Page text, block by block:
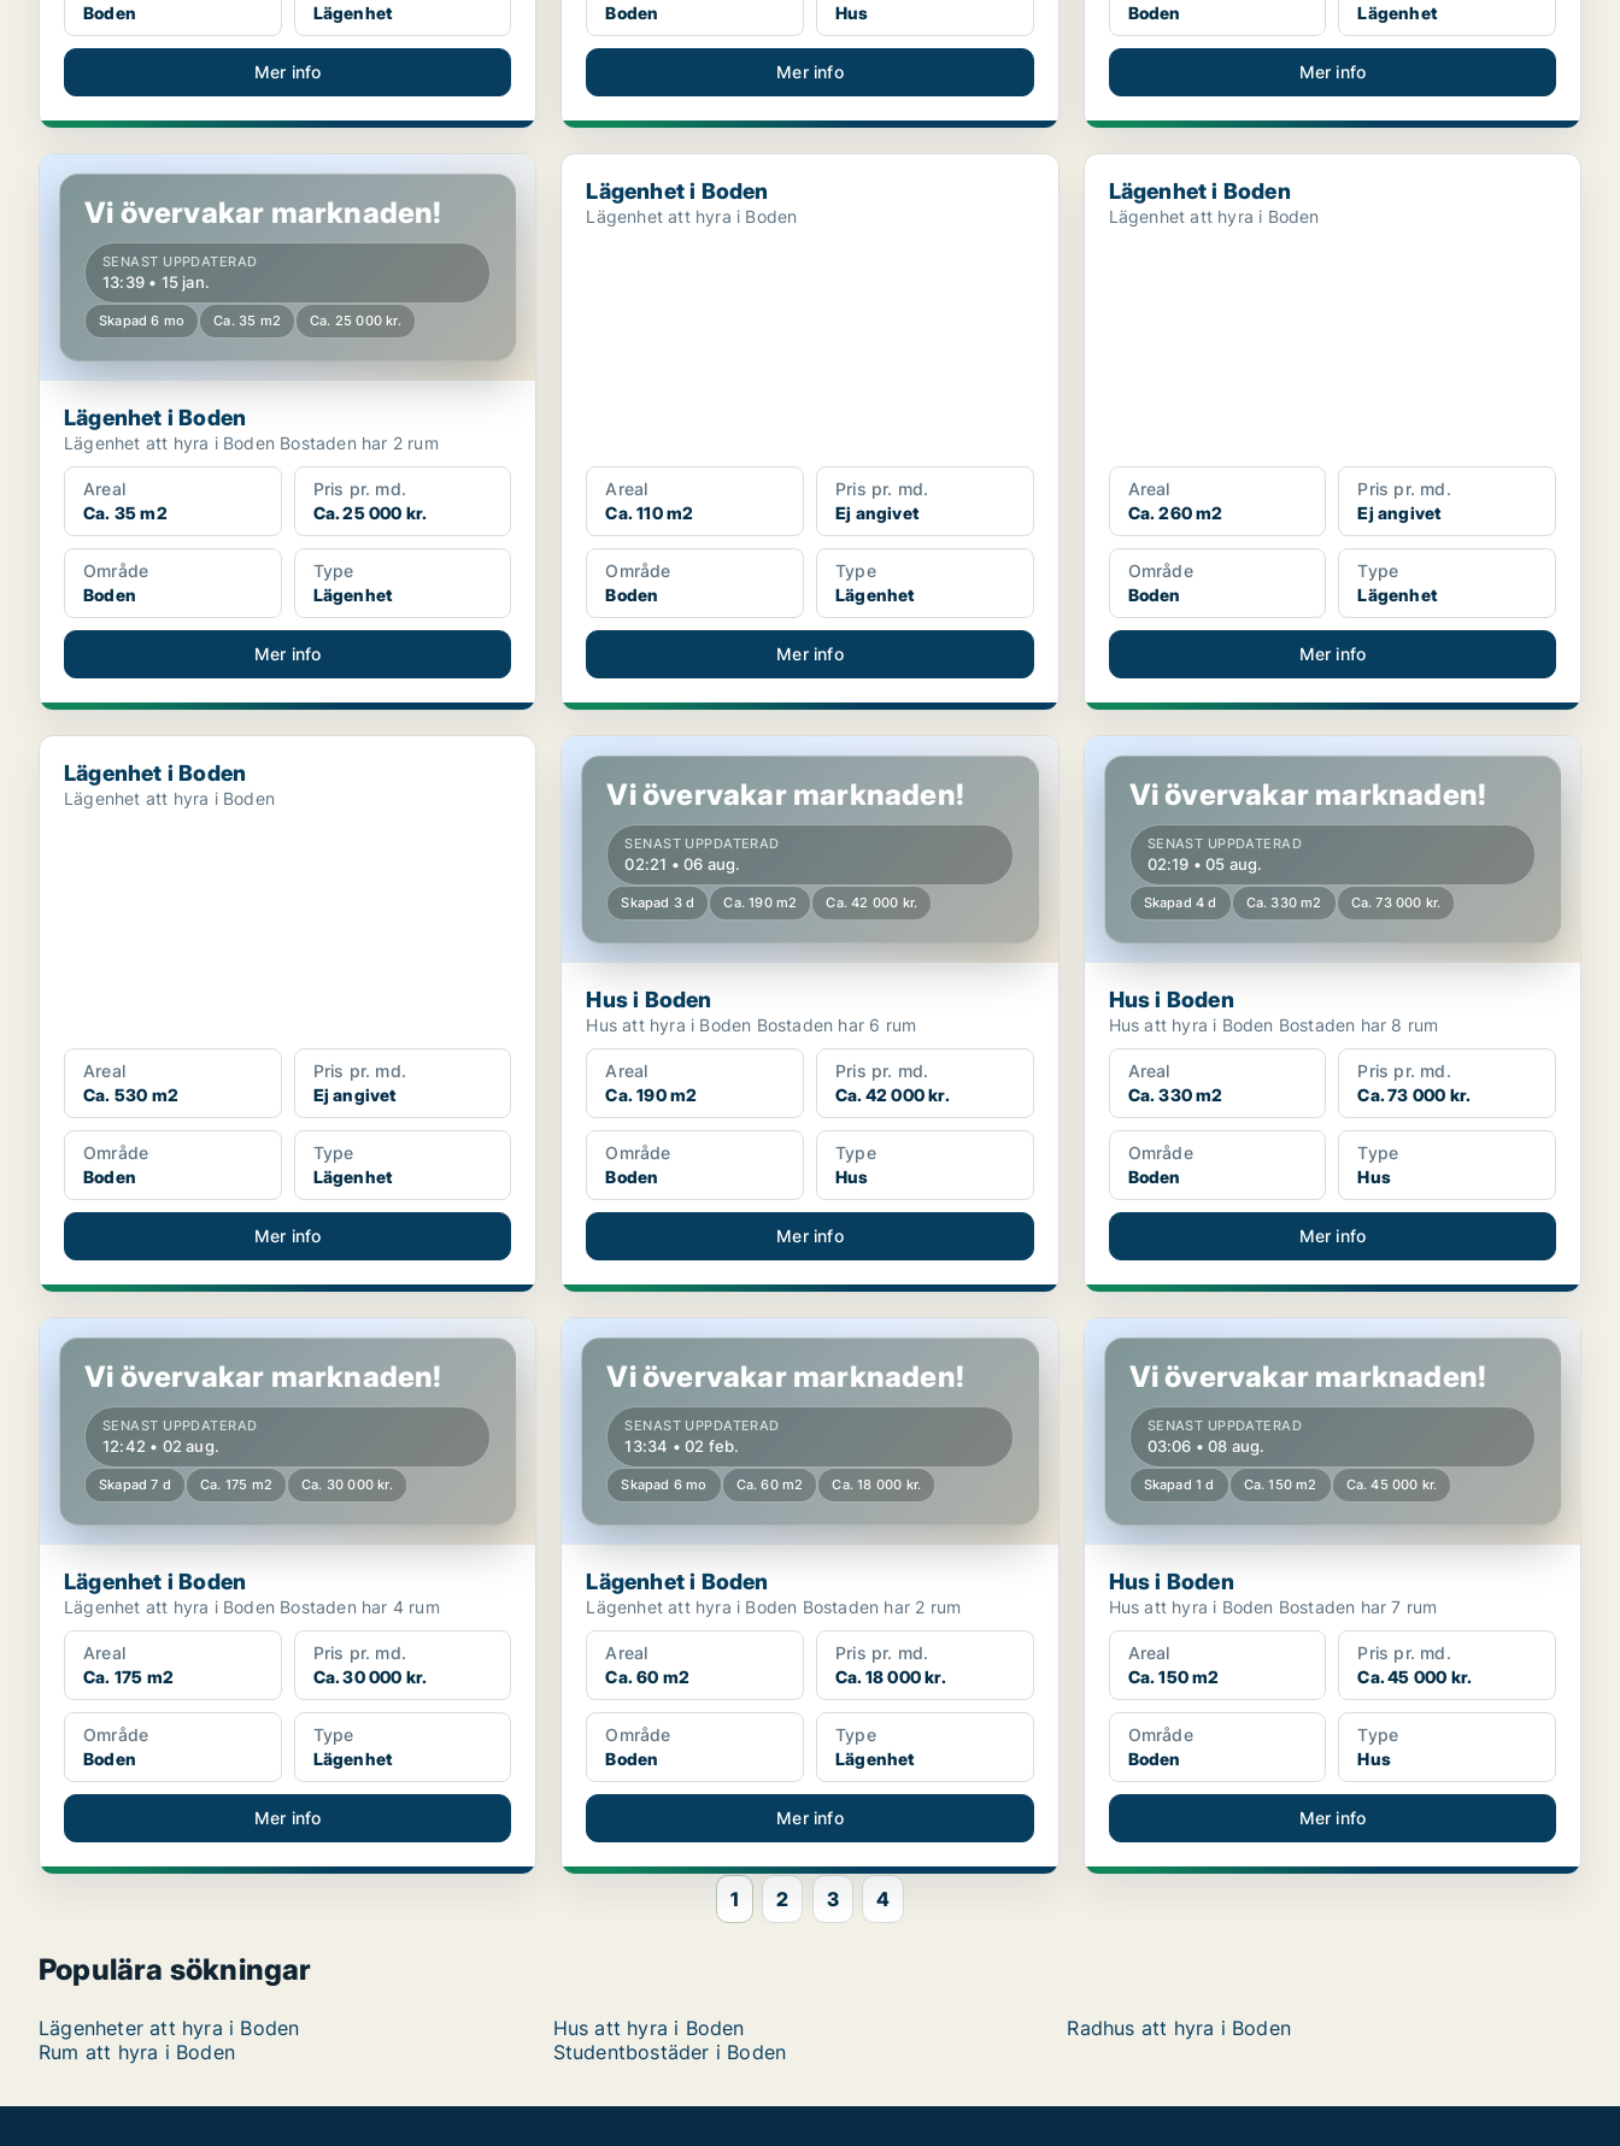
Boden
Lägenhet
Mer info
Boden
Hus
Mer info
Boden
Lägenhet
Mer info
Lägenhet i Boden
Vi övervakar marknaden!
SENAST UPPDATERAD
13:39 • 15 jan.
Skapad 6 mo Ca. 35 m2 Ca. 25 000 kr.
Lägenhet i Boden
Lägenhet att hyra i Boden Bostaden har 2 rum
Areal
Ca. 35 m2
Pris pr. md.
Ca. 25 000 kr.
Område
Boden
Type
Lägenhet
Mer info
Lägenhet i Boden
Lägenhet i Boden
Lägenhet att hyra i Boden
Areal
Ca. 110 m2
Pris pr. md.
Ej angivet
Område
Boden
Type
Lägenhet
Mer info
Lägenhet i Boden
Lägenhet i Boden
Lägenhet att hyra i Boden
Areal
Ca. 260 m2
Pris pr. md.
Ej angivet
Område
Boden
Type
Lägenhet
Mer info
Lägenhet i Boden
Lägenhet i Boden
Lägenhet att hyra i Boden
Areal
Ca. 530 m2
Pris pr. md.
Ej angivet
Område
Boden
Type
Lägenhet
Mer info
Hus i Boden
Vi övervakar marknaden!
SENAST UPPDATERAD
02:21 • 06 aug.
Skapad 3 d Ca. 190 m2 Ca. 42 000 kr.
Hus i Boden
Hus att hyra i Boden Bostaden har 6 rum
Areal
Ca. 190 m2
Pris pr. md.
Ca. 42 000 kr.
Område
Boden
Type
Hus
Mer info
Hus i Boden
Vi övervakar marknaden!
SENAST UPPDATERAD
02:19 • 05 aug.
Skapad 4 d Ca. 330 m2 Ca. 73 000 kr.
Hus i Boden
Hus att hyra i Boden Bostaden har 8 rum
Areal
Ca. 330 m2
Pris pr. md.
Ca. 73 000 kr.
Område
Boden
Type
Hus
Mer info
Lägenhet i Boden
Vi övervakar marknaden!
SENAST UPPDATERAD
12:42 • 02 aug.
Skapad 7 d Ca. 175 m2 Ca. 30 000 kr.
Lägenhet i Boden
Lägenhet att hyra i Boden Bostaden har 4 rum
Areal
Ca. 175 m2
Pris pr. md.
Ca. 30 000 kr.
Område
Boden
Type
Lägenhet
Mer info
Lägenhet i Boden
Vi övervakar marknaden!
SENAST UPPDATERAD
13:34 • 02 feb.
Skapad 6 mo Ca. 60 m2 Ca. 18 000 kr.
Lägenhet i Boden
Lägenhet att hyra i Boden Bostaden har 2 rum
Areal
Ca. 60 m2
Pris pr. md.
Ca. 18 000 kr.
Område
Boden
Type
Lägenhet
Mer info
Hus i Boden
Vi övervakar marknaden!
SENAST UPPDATERAD
03:06 • 08 aug.
Skapad 1 d Ca. 150 m2 Ca. 45 000 kr.
Hus i Boden
Hus att hyra i Boden Bostaden har 7 rum
Areal
Ca. 150 m2
Pris pr. md.
Ca. 45 000 kr.
Område
Boden
Type
Hus
Mer info
1 2 3 4
Populära sökningar
Lägenheter att hyra i Boden Hus att hyra i Boden
Radhus att hyra i Boden
Rum att hyra i Boden
Studentbostäder i Boden